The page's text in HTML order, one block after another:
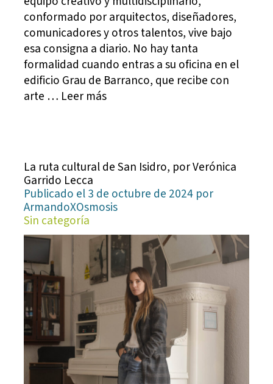
conformado por arquitectos, diseñadores,
comunicadores y otros talentos, vive bajo
esa consigna a diario. No hay tanta
formalidad cuando entras a su oficina en el
edificio Grau de Barranco, que recibe con
arte … Leer más
La ruta cultural de San Isidro, por Verónica
Garrido Lecca
Publicado el 3 de octubre de 2024 por
ArmandoXOsmosis
Sin categoría